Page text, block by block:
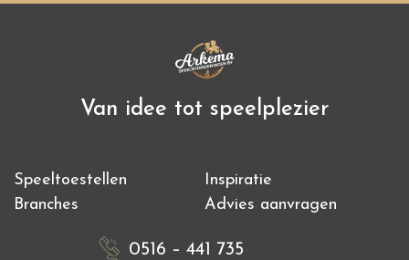
Van idee tot speelplezier
Speeltoestellen
Inspiratie
Branches
Advies aanvragen
0516 – 441 735